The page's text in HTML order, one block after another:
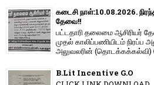
கடைசி நாள்:10.08.2026.
தேவை!!
பட்டதாரி தலைமை ஆசிரியர்
முதல் காலிப்பணியிடம் நிரப்ப
அலுவலரின் (தொடக்கக்கல்வி)
B.Lit Incentive G.O